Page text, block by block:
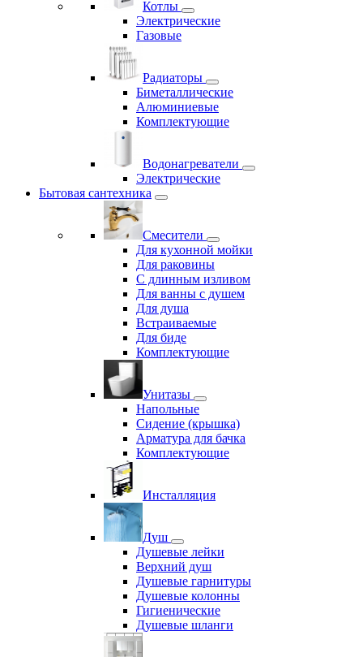
Котлы
Электрические
Газовые
Радиаторы
Биметаллические
Алюминиевые
Комплектующие
Водонагреватели
Электрические
Бытовая сантехника
Смесители
Для кухонной мойки
Для раковины
С длинным изливом
Для ванны с душем
Для душа
Встраиваемые
Для биде
Комплектующие
Унитазы
Напольные
Сидение (крышка)
Арматура для бачка
Комплектующие
Инсталляция
Душ
Душевые лейки
Верхний душ
Душевые гарнитуры
Душевые колонны
Гигиенические
Душевые шланги